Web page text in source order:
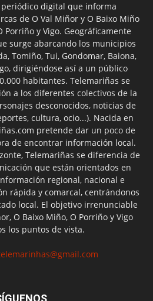
digital que informa
de O Val Miñor y O Baixo Miño
Porriño y Vigo. Geográficamente
surge abarcando los municipios
Tomiño, Tui, Gondomar, Baiona,
dirigiéndose así a un público
habitantes. Telemariñas se
a los diferentes colectivos de la
desconocidos, noticias de
cultura, ocio...). Nacida en
pretende dar un poco de
de encontrar información local.
Telemariñas se diferencia de
que están orientados en
regional, nacional e
rápida y comarcal, centrándonos
local. El objetivo irrenunciable
O Baixo Miño, O Porriño y Vigo
los puntos de vista.